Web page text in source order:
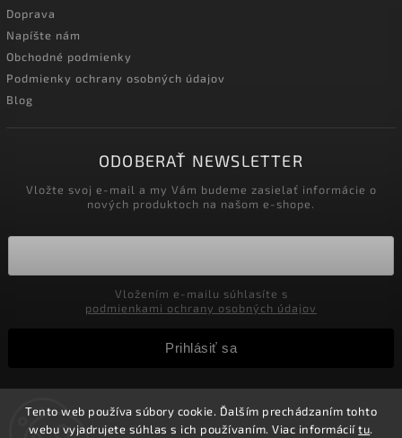
Tento web používa súbory cookie. Ďalším prechádzaním tohto
webu vyjadrujete súhlas s ich používaním. Viac informáciítu.
Doprava
Napíšte nám
Obchodné podmienky
Podmienky ochrany osobných údajov
Blog
ODOBERAŤ NEWSLETTER
Vložte svoj e-mail a my Vám budeme zasielať informácie o
nových produktoch na našom e-shope.
podmienkami ochrany osobných údajov
Prihlásiť sa
Copyright 2026 Velkoobchod-salony.sk. Všetky práva
vyhradené.